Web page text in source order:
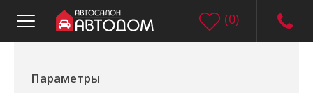
(0)
Параметры